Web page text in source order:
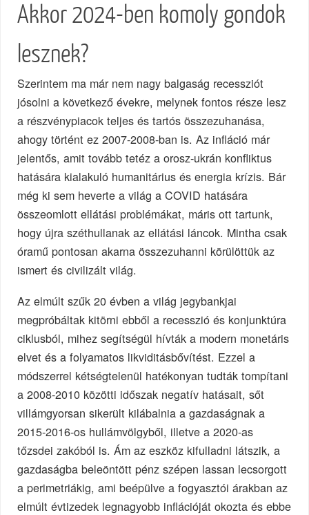
Akkor 2024-ben komoly gondok
lesznek?
Szerintem ma már nem nagy balgaság recessziót
jósolni a következő évekre, melynek fontos része lesz
a részvénypiacok teljes és tartós összezuhanása,
ahogy történt ez 2007-2008-ban is. Az infláció már
jelentős, amit tovább tetéz a orosz-ukrán konfliktus
hatására kialakuló humanitárius és energia krízis. Bár
még ki sem heverte a világ a COVID hatására
összeomlott ellátási problémákat, máris ott tartunk,
hogy újra széthullanak az ellátási láncok. Mintha csak
óramű pontosan akarna összezuhanni körülöttük az
ismert és civilizált világ.
Az elmúlt szűk 20 évben a világ jegybankjai
megpróbáltak kitörni ebből a recesszió és konjunktúra
ciklusból, mihez segítségül hívták a modern monetáris
elvet és a folyamatos likviditásbővítést. Ezzel a
módszerrel kétségtelenül hatékonyan tudták tompítani
a 2008-2010 közötti időszak negatív hatásait, sőt
villámgyorsan sikerült kilábalnia a gazdaságnak a
2015-2016-os hullámvölgyből, illetve a 2020-as
tőzsdei zakóból is. Ám az eszköz kifulladni látszik, a
gazdaságba beleöntött pénz szépen lassan lecsorgott
a perimetriákig, ami beépülve a fogyasztói árakban az
elmúlt évtizedek legnagyobb inflációját okozta és ebbe